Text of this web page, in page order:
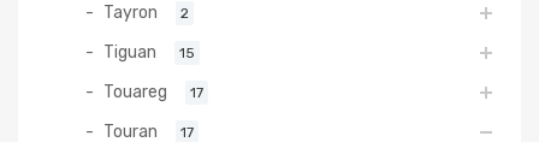
Tayron 2
Tiguan 15
Touareg 17
Touran 17